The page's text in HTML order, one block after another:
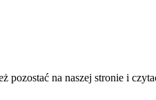
pozostać na naszej stronie i